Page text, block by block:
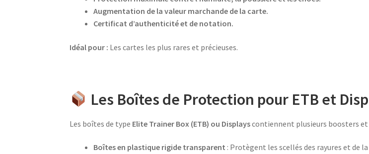
Augmentation de la valeur marchande de la carte.
Certificat d’authenticité et de notation.
Idéal pour : Les cartes les plus rares et précieuses.
Les Boîtes de Protection pour ETB et
Les boîtes de type Elite Trainer Box (ETB) ou Displayscontiennent plusieurs boosters et
Boîtes en plastique rigide transparent : Protègent les scellés des rayures et de